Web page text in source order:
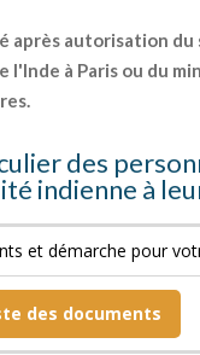
après autorisation du
l'Inde à Paris ou du
des
indienne à
fournir des copies
passeport indien
et démarche pour
des documents